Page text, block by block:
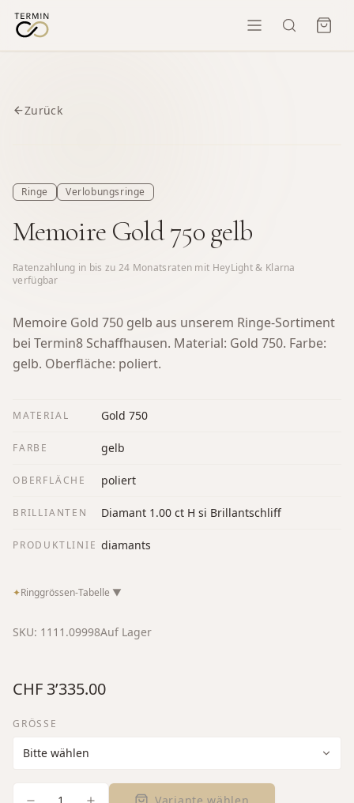
Zurück
Ringe Verlobungsringe
Memoire Gold 750 gelb
Ratenzahlung in bis zu 24 Monatsraten mit HeyLight & Klarna
verfügbar
Memoire Gold 750 gelb aus unserem Ringe-Sortiment
bei Termin8 Schaffhausen. Material: Gold 750. Farbe:
gelb. Oberfläche: poliert.
MATERIAL Gold 750
FARBE gelb
OBERFLÄCHE poliert
BRILLIANTEN Diamant 1.00 ct H si Brillantschliff
PRODUKTLINIE diamants
✦Ringgrössen-Tabelle ▼
SKU: 1111.09998Auf Lager
CHF 3’335.00
GRÖSSE
1 Variante wählen